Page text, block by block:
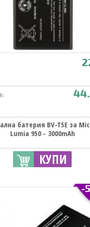
батерия BV-T5E за
Lumia 950 - 3000mAh
КУПИ
-